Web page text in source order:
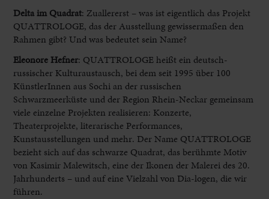
Delta im Quadrat: Zuallererst – was ist eigentlich das Projekt
QUATTROLOGE, das der Ausstellung gewissermaßen den
Rahmen gibt? Und was bedeutet sein Name?
Eleonore Hefner: QUATTROLOGE heißt ein deutsch-
russischer Kulturaustausch, bei dem seit 1995 über 100
KünstlerInnen aus Sochi an der russischen
Schwarzmeerküste und der Region Rhein-Neckar gemeinsam
viele einzelne Projekten realisieren: Konzerte,
Theaterprojekte, literarische Performances,
Kunstausstellungen und mehr. Der Name QUATTROLOGE
bezieht sich auf das schwarze Quadrat, das berühmte Motiv
von Kasimir Malewitsch, eine der Ikonen der Malerei des 20.
Jahrhunderts – und auf eine Vielzahl von Dia-logen, die wir
führen.